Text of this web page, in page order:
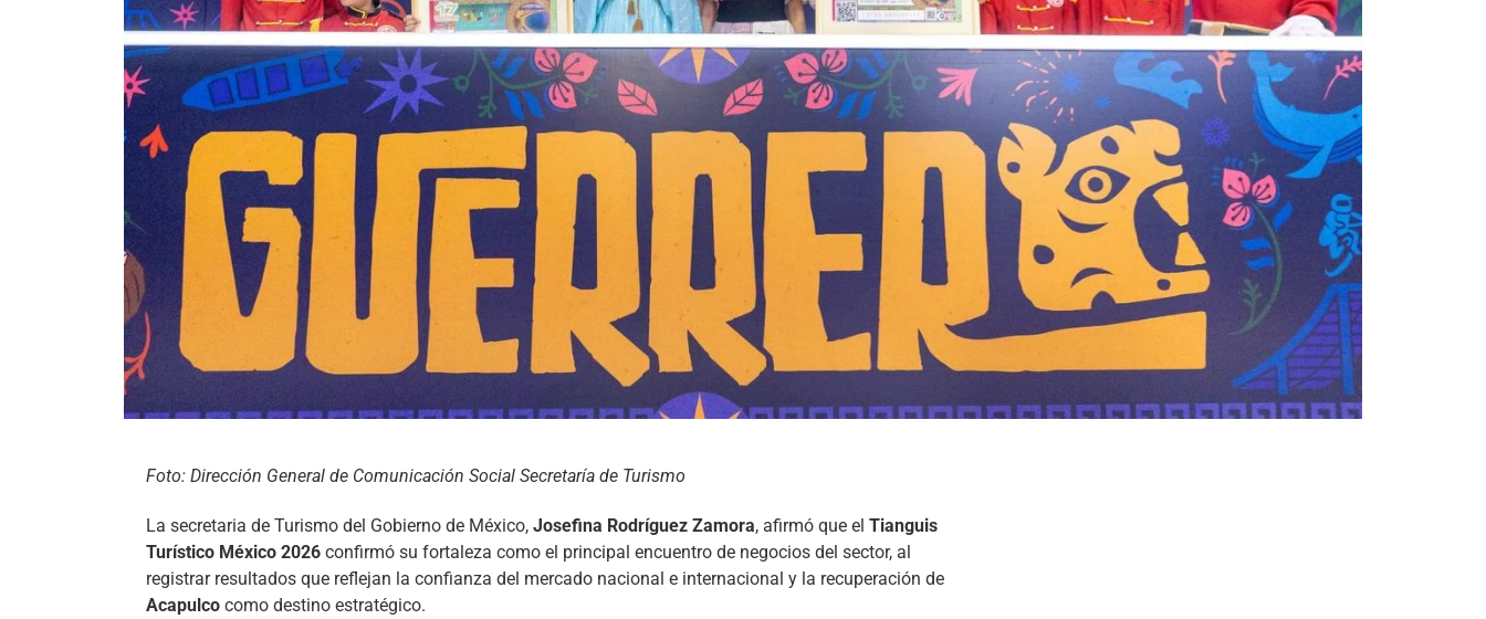
Foto: Dirección General de Comunicación Social Secretaría de Turismo
La secretaria de Turismo del Gobierno de México, Josefina Rodríguez Zamora, afirmó que el Tianguis
Turístico México 2026 confirmó su fortaleza como el principal encuentro de negocios del sector, al
registrar resultados que reflejan la confianza del mercado nacional e internacional y la recuperación de
Acapulco como destino estratégico.